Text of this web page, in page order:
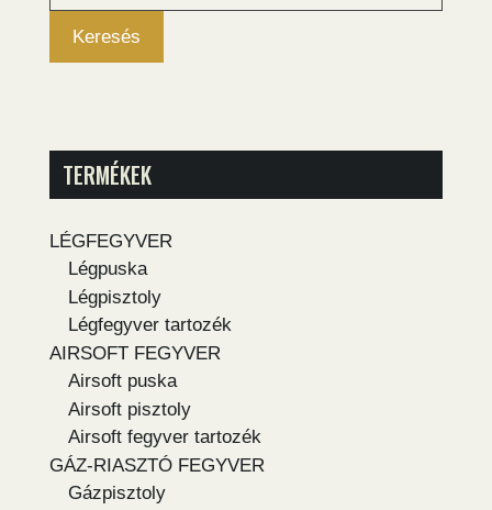
Keresés
TERMÉKEK
LÉGFEGYVER
Légpuska
Légpisztoly
Légfegyver tartozék
AIRSOFT FEGYVER
Airsoft puska
Airsoft pisztoly
Airsoft fegyver tartozék
GÁZ-RIASZTÓ FEGYVER
Gázpisztoly